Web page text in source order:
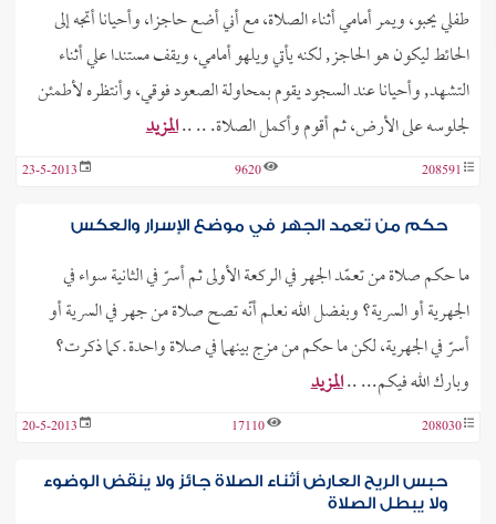
طفلي يحبو، ويمر أمامي أثناء الصلاة، مع أني أضع حاجزا، وأحيانا أتجه إلى
الحائط ليكون هو الحاجز, لكنه يأتي ويلهو أمامي، ويقف مستندا علي أثناء
التشهد, وأحيانا عند السجود يقوم بمحاولة الصعود فوقي، وأنتظره لأطمئن
لجلوسه على الأرض، ثم أقوم وأكمل الصلاة. .. ..المزيد
208591
9620
23-5-2013
حكم من تعمد الجهر في موضع الإسرار والعكس
ما حكم صلاة من تعمّد الجهر في الركعة الأولى ثم أسرّ في الثانية سواء في
الجهرية أو السرية؟ وبفضل الله نعلم أنّه تصح صلاة من جهر في السرية أو
أسرّ في الجهرية، لكن ما حكم من مزج بينهما في صلاة واحدة ـ كما ذكرت؟
وبارك الله فيكم... ..المزيد
208030
17110
20-5-2013
حبس الريح العارض أثناء الصلاة جائز ولا ينقض الوضوء
ولا يبطل الصلاة